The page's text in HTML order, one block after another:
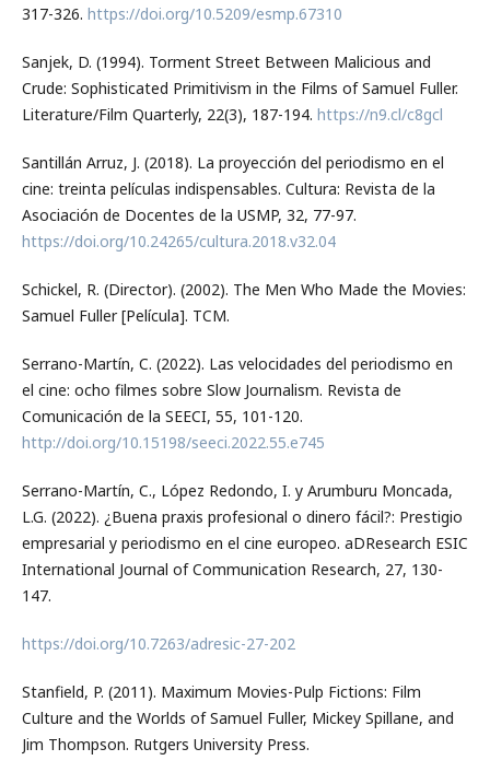
317-326. https://doi.org/10.5209/esmp.67310
Sanjek, D. (1994). Torment Street Between Malicious and
Crude: Sophisticated Primitivism in the Films of Samuel Fuller.
Literature/Film Quarterly, 22(3), 187-194. https://n9.cl/c8gcl
Santillán Arruz, J. (2018). La proyección del periodismo en el
cine: treinta películas indispensables. Cultura: Revista de la
Asociación de Docentes de la USMP, 32, 77-97.
https://doi.org/10.24265/cultura.2018.v32.04
Schickel, R. (Director). (2002). The Men Who Made the Movies:
Samuel Fuller [Película]. TCM.
Serrano-Martín, C. (2022). Las velocidades del periodismo en
el cine: ocho filmes sobre Slow Journalism. Revista de
Comunicación de la SEECI, 55, 101-120.
http://doi.org/10.15198/seeci.2022.55.e745
Serrano-Martín, C., López Redondo, I. y Arumburu Moncada,
L.G. (2022). ¿Buena praxis profesional o dinero fácil?: Prestigio
empresarial y periodismo en el cine europeo. aDResearch ESIC
International Journal of Communication Research, 27, 130-
147.
https://doi.org/10.7263/adresic-27-202
Stanfield, P. (2011). Maximum Movies-Pulp Fictions: Film
Culture and the Worlds of Samuel Fuller, Mickey Spillane, and
Jim Thompson. Rutgers University Press.